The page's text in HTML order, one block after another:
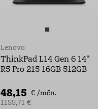
Lenovo
ThinkPad L14 Gen 6 14"
R5 Pro 215 16GB 512GB
48,15
€ /mēn.
1155,71 €